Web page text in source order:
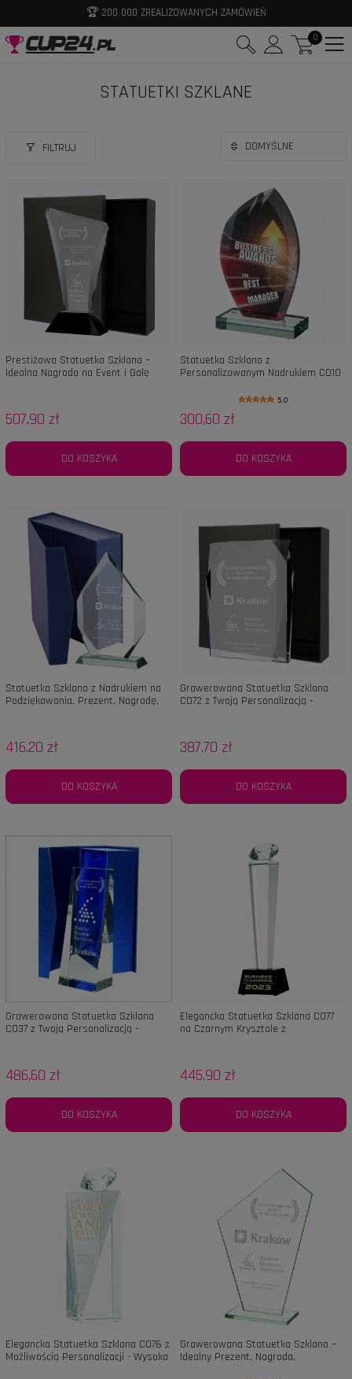
📩 ZAPISZ SIĘ DO NEWSLETTERA I ODBIERZ -10% RABATU
0
STATUETKI SZKLANE
FILTRUJ
Prestiżowa Statuetka Szklana –
Idealna Nagroda na Event i Galę
507,90 zł
DO KOSZYKA
Statuetka Szklana z
Personalizowanym Nadrukiem C010
Upominek, Nagrodę, Biznes 21cm (1)
5.0
300,60 zł
DO KOSZYKA
Statuetka Szklana z Nadrukiem na
Podziękowania, Prezent, Nagrodę,
416,20 zł
DO KOSZYKA
Grawerowana Statuetka Szklana
C072 z Twoją Personalizacją -
387,70 zł
DO KOSZYKA
Grawerowana Statuetka Szklana
C037 z Twoją Personalizacją -
486,60 zł
DO KOSZYKA
Elegancka Statuetka Szklana C077
na Czarnym Krysztale z
445,90 zł
DO KOSZYKA
Elegancka Statuetka Szklana C076 z
Możliwością Personalizacji - Wysoka
Grawerowana Statuetka Szklana –
Idealny Prezent, Nagroda,